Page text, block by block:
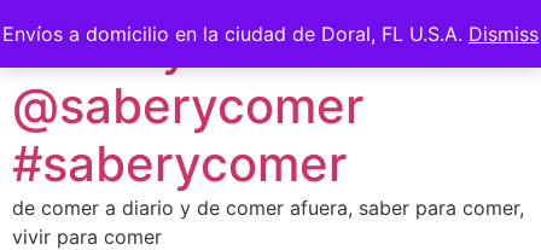
Envíos a domicilio en la ciudad de Doral, FL U.S.A. Dismiss
to
content
Saber y Comer -
@saberycomer
#saberycomer
de comer a diario y de comer afuera, saber para comer,
vivir para comer